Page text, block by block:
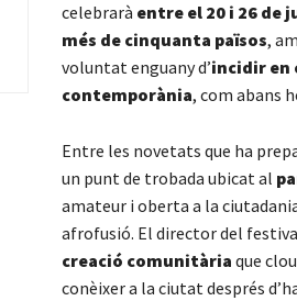
celebrarà entre el 20 i 26 de
més de cinquanta països,
voluntat enguany d’incidir en
contemporània, com abans
Entre les novetats que ha
un punt de trobada ubicat al
amateur i oberta a la
afrofusió. El director del
creació comunitària que
conèixer a la ciutat després